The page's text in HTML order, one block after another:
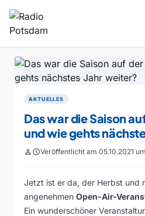
AKTUELLES
Das war die Saison
und wie gehts
personscheduleVeröffentlicht am 05.10.2021
Jetzt ist er da, der Herbst und
angenehmen Open-Air-
Ein wunderschöner